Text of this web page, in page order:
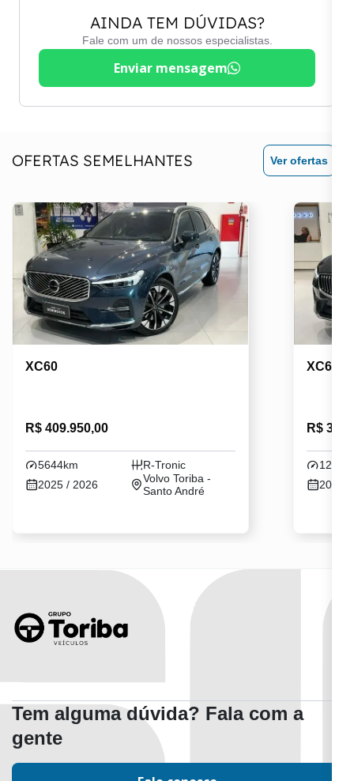
AINDA TEM DÚVIDAS?
Fale com um de nossos especialistas.
Enviar mensagem
OFERTAS SEMELHANTES Ver ofertas
XC60
R$ 409.950,00
5644km
R-Tronic
2025 / 2026
Volvo Toriba -
Santo André
XC60
R$
2024 /
Tem alguma dúvida? Fala com a
gente